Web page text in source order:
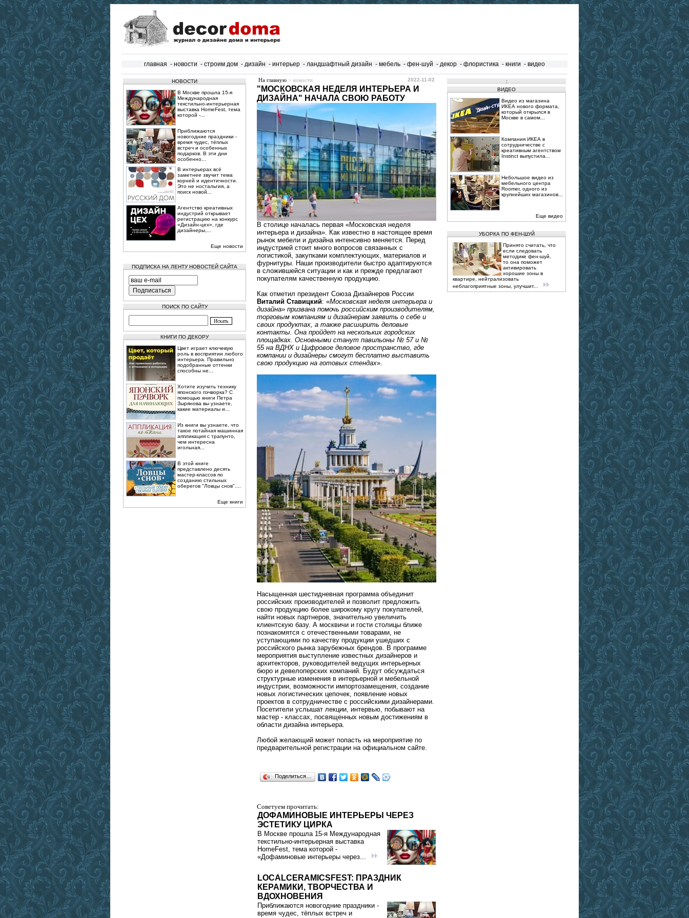
главная - новости - строим дом - дизайн - интерьер - ландшафтный дизайн - мебель - фен-шуй - декор - флористика - книги - видео
НОВОСТИ
В Москве прошла 15‑я
Международная
текстильно‑интерьерная
выставка HomeFest, тема
которой -...
Приближаются
новогодние праздники -
время чудес, тёплых
встреч и особенных
подарков. В эти дни
особенно...
В интерьерах всё
заметнее звучит тема
корней и идентичности.
Это не ностальгия, а
поиск новой...
Агентство креативных
индустрий открывает
регистрацию на конкурс
«Дизайн-цех», где
дизайнеры,...
Еще новости
ПОДПИСКА НА ЛЕНТУ НОВОСТЕЙ САЙТА
ПОИСК ПО САЙТУ
КНИГИ ПО ДЕКОРУ
Цвет играет ключевую
роль в восприятии любого
интерьера. Правильно
подобранные оттенки
способны не...
Хотите изучить технику
японского пэчворка? С
помощью книги Петра
Зырянова вы узнаете,
какие материалы и...
Из книги вы узнаете, что
такое потайная машинная
аппликация с трапунто,
чем интересна
игольная...
В этой книге
представлено десять
мастер-классов по
созданию стильных
оберегов "Ловцы снов"....
Еще книги
На главную > новости 2022-11-02
"МОСКОВСКАЯ НЕДЕЛЯ ИНТЕРЬЕРА И
ДИЗАЙНА" НАЧАЛА СВОЮ РАБОТУ
В столице началась первая «Московская неделя
интерьера и дизайна». Как известно в настоящее время
рынок мебели и дизайна интенсивно меняется. Перед
индустрией стоит много вопросов связанных с
логистикой, закупками комплектующих, материалов и
фурнитуры. Наши производители быстро адаптируются
в сложившейся ситуации и как и прежде предлагают
покупателям качественную продукцию.
Как отметил президент Союза Дизайнеров России
Виталий Ставицкий: «Московская неделя интерьера и
дизайна» призвана помочь российским производителям,
торговым компаниям и дизайнерам заявить о себе и
своих продуктах, а также расширить деловые
контакты. Она пройдет на нескольких городских
площадках. Основными станут павильоны № 57 и №
55 на ВДНХ и Цифровое деловое пространство, где
компании и дизайнеры смогут бесплатно выставить
свою продукцию на готовых стендах».
Насыщенная шестидневная программа объединит
российских производителей и позволит предложить
свою продукцию более широкому кругу покупателей,
найти новых партнеров, значительно увеличить
клиентскую базу. А москвичи и гости столицы ближе
познакомятся с отечественными товарами, не
уступающими по качеству продукции ушедших с
российского рынка зарубежных брендов. В программе
мероприятия выступление известных дизайнеров и
архитекторов, руководителей ведущих интерьерных
бюро и девелоперских компаний. Будут обсуждаться
структурные изменения в интерьерной и мебельной
индустрии, возможности импортозамещения, создание
новых логистических цепочек, появление новых
проектов в сотрудничестве с российскими дизайнерами.
Посетители услышат лекции, интервью, побывают на
мастер - классах, посвященных новым достижениям в
области дизайна интерьера.
Любой желающий может попасть на мероприятие по
предварительной регистрации на официальном сайте.
Поделиться…
Советуем прочитать:
ДОФАМИНОВЫЕ ИНТЕРЬЕРЫ ЧЕРЕЗ
ЭСТЕТИКУ ЦИРКА
В Москве прошла 15‑я Международная
текстильно‑интерьерная выставка
HomeFest, тема которой -
«Дофаминовые интерьеры через...
LOCALCERAMICSFEST: ПРАЗДНИК
КЕРАМИКИ, ТВОРЧЕСТВА И
ВДОХНОВЕНИЯ
Приближаются новогодние праздники -
время чудес, тёплых встреч и
:
ВИДЕО
Видео из магазина
ИКЕА нового формата,
который открылся в
Москве в самом...
Компания ИКЕА в
сотрудничестве с
креативным агентством
Instinct выпустила...
Небольшое видео из
мебельного центра
Roomer, одного из
крупнейших магазинов...
Еще видео
УБОРКА ПО ФЕН-ШУЙ
Принято считать, что
если следовать
методике фен-шуй,
то она поможет
активировать
хорошие зоны в
квартире, нейтрализовать
неблагоприятные зоны, улучшит...